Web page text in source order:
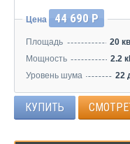
Цена 44 690 Р
Площадь
20
Мощность
2.2
Уровень шума
22
КУПИТЬ